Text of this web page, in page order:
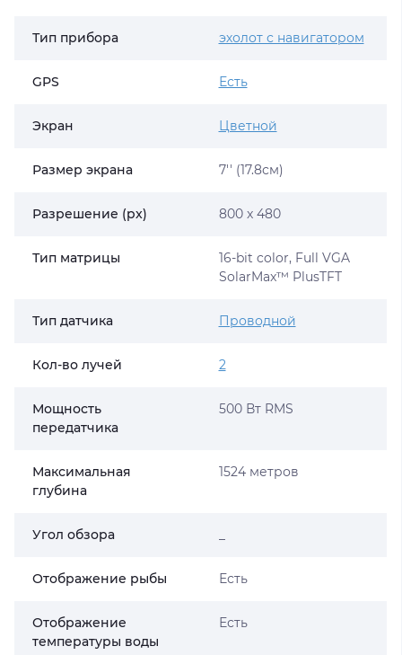
Тип прибора эхолот с навигатором
GPS Есть
Экран Цветной
Размер экрана 7'' (17.8см)
Разрешение (px) 800 x 480
Тип матрицы
16-bit color, Full VGA
SolarMax™ PlusTFT
Тип датчика Проводной
Кол-во лучей 2
Мощность
передатчика
500 Вт RMS
Максимальная
глубина
1524 метров
Угол обзора
Отображение рыбы Есть
Отображение
температуры воды
Есть